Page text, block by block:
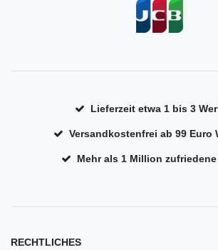
Lieferzeit etwa 1 bis 3
Versandkostenfrei ab 99 Euro
Mehr als 1 Million
RECHTLICHES